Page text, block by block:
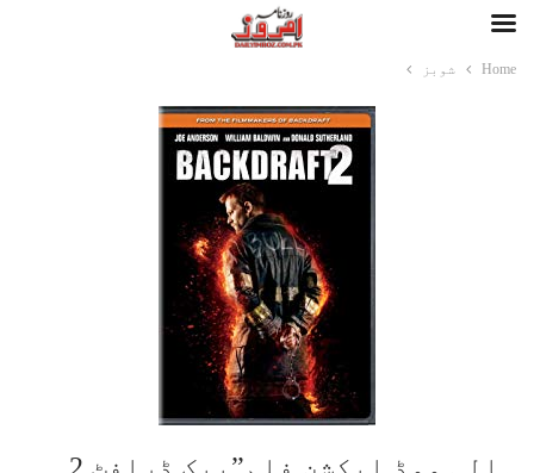
Home شوبز